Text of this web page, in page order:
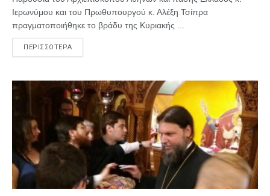
Ιερωνύμου και του Πρωθυπουργού κ. Αλέξη Τσίπρα
πραγματοποιήθηκε το βράδυ της Κυριακής ...
ΠΕΡΙΣΣΟΤΕΡΑ